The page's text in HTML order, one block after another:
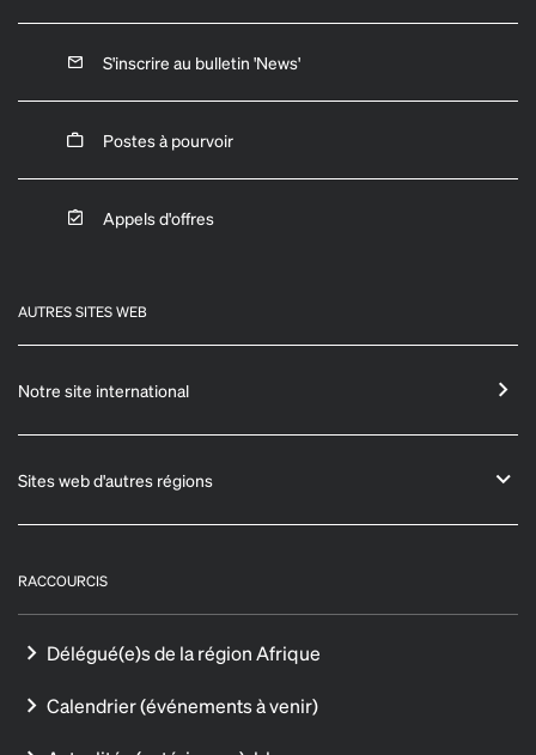
S'inscrire au bulletin 'News'
Postes à pourvoir
Appels d'offres
AUTRES SITES WEB
Notre site international
Sites web d'autres régions
RACCOURCIS
Délégué(e)s de la région Afrique
Calendrier (événements à venir)